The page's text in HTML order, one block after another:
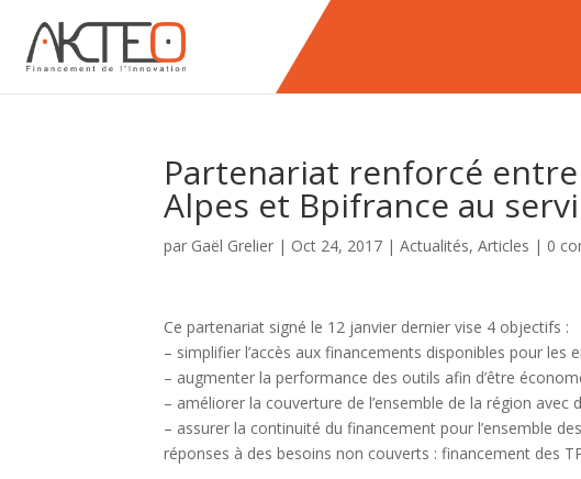
Partenariat renforcé
Alpes et Bpifrance au
par Gaël Grelier | Oct 24, 2017 |Actualités,Articles | 0
Ce partenariat signé le 12 janvier dernier vise 4 objectifs :
– simplifier l’accès aux financements disponibles pour les
– augmenter la performance des outils afin d’être
– améliorer la couverture de l’ensemble de la région
– assurer la continuité du financement pour l’ensemble
réponses à des besoins non couverts : financement des